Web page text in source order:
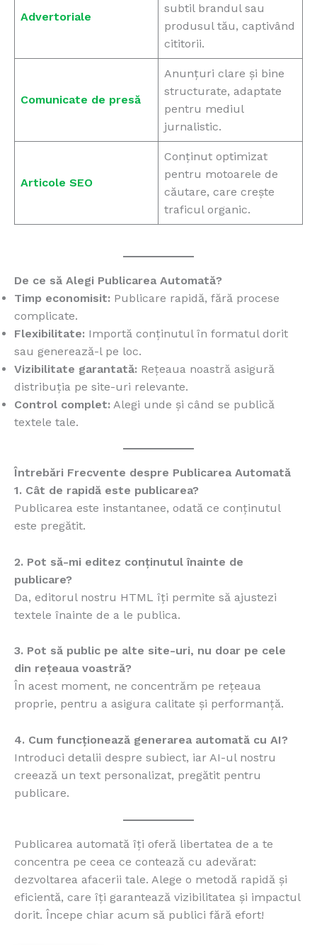
Advertoriale
subtil brandul sau
produsul tău, captivând
cititorii.
Comunicate de presă
Anunțuri clare și bine
structurate, adaptate
pentru mediul
jurnalistic.
Articole SEO
Conținut optimizat
pentru motoarele de
căutare, care crește
traficul organic.
De ce să Alegi Publicarea Automată?
Timp economisit: Publicare rapidă, fără procese
complicate.
Flexibilitate: Importă conținutul în formatul dorit
sau generează-l pe loc.
Vizibilitate garantată: Rețeaua noastră asigură
distribuția pe site-uri relevante.
Control complet: Alegi unde și când se publică
textele tale.
Întrebări Frecvente despre Publicarea Automată
1. Cât de rapidă este publicarea?
Publicarea este instantanee, odată ce conținutul
este pregătit.
2. Pot să-mi editez conținutul înainte de
publicare?
Da, editorul nostru HTML îți permite să ajustezi
textele înainte de a le publica.
3. Pot să public pe alte site-uri, nu doar pe cele
din rețeaua voastră?
În acest moment, ne concentrăm pe rețeaua
proprie, pentru a asigura calitate și performanță.
4. Cum funcționează generarea automată cu AI?
Introduci detalii despre subiect, iar AI-ul nostru
creează un text personalizat, pregătit pentru
publicare.
Publicarea automată îți oferă libertatea de a te
concentra pe ceea ce contează cu adevărat:
dezvoltarea afacerii tale. Alege o metodă rapidă și
eficientă, care îți garantează vizibilitatea și impactul
dorit. Începe chiar acum să publici fără efort!